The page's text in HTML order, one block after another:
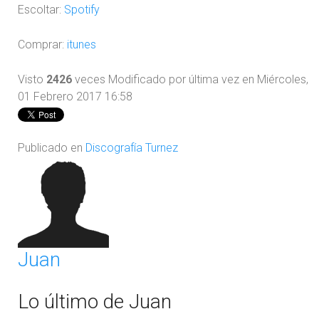
Escoltar: Spotify
Comprar: itunes
Visto 2426 veces Modificado por última vez en Miércoles,
01 Febrero 2017 16:58
Publicado en Discografía Turnez
Juan
Lo último de Juan